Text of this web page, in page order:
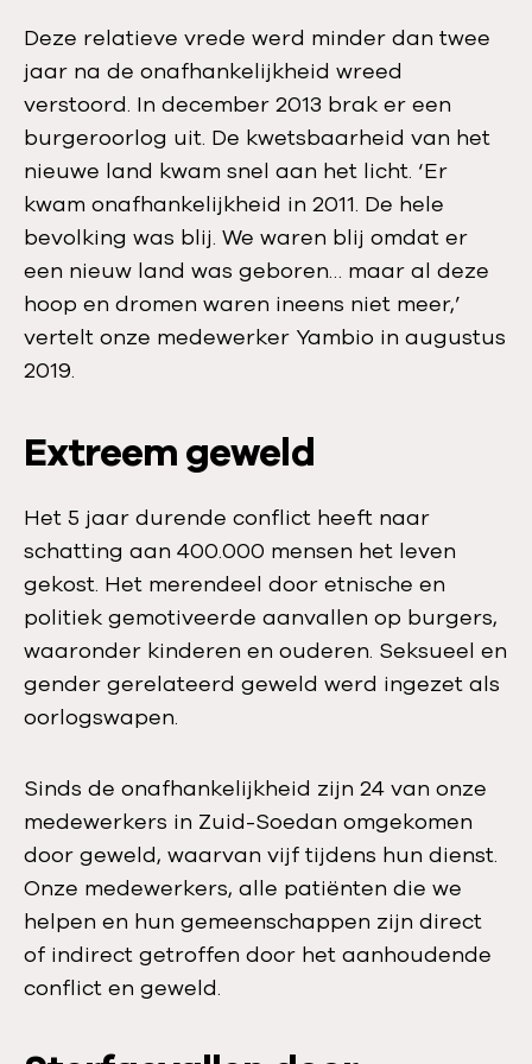
Deze relatieve vrede werd minder dan twee
jaar na de onafhankelijkheid wreed
verstoord. In december 2013 brak er een
burgeroorlog uit. De kwetsbaarheid van het
nieuwe land kwam snel aan het licht. ‘Er
kwam onafhankelijkheid in 2011. De hele
bevolking was blij. We waren blij omdat er
een nieuw land was geboren… maar al deze
hoop en dromen waren ineens niet meer,’
vertelt onze medewerker Yambio in augustus
2019.
Extreem geweld
Het 5 jaar durende conflict heeft naar
schatting aan 400.000 mensen het leven
gekost. Het merendeel door etnische en
politiek gemotiveerde aanvallen op burgers,
waaronder kinderen en ouderen. Seksueel en
gender gerelateerd geweld werd ingezet als
oorlogswapen.
Sinds de onafhankelijkheid zijn 24 van onze
medewerkers in Zuid-Soedan omgekomen
door geweld, waarvan vijf tijdens hun dienst.
Onze medewerkers, alle patiënten die we
helpen en hun gemeenschappen zijn direct
of indirect getroffen door het aanhoudende
conflict en geweld.